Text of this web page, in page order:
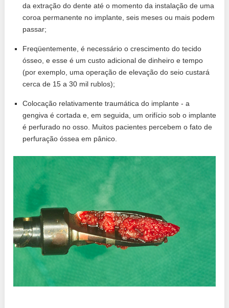
da extração do dente até o momento da instalação de uma
coroa permanente no implante, seis meses ou mais podem
passar;
Freqüentemente, é necessário o crescimento do tecido
ósseo, e esse é um custo adicional de dinheiro e tempo
(por exemplo, uma operação de elevação do seio custará
cerca de 15 a 30 mil rublos);
Colocação relativamente traumática do implante - a
gengiva é cortada e, em seguida, um orifício sob o implante
é perfurado no osso. Muitos pacientes percebem o fato de
perfuração óssea em pânico.